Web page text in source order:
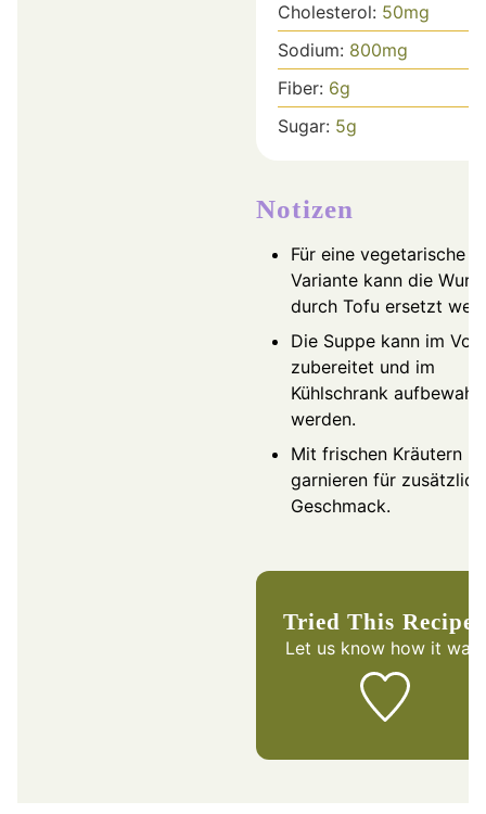
Cholesterol: 50mg
Sodium: 800mg
Fiber: 6g
Sugar: 5g
Notizen
Für eine vegetarische
Variante kann die Wurst
durch Tofu ersetzt
Die Suppe kann im
zubereitet und im
Kühlschrank
werden.
Mit frischen Kräutern
garnieren für
Geschmack.
Tried This Recipe?
Let us know how it was!